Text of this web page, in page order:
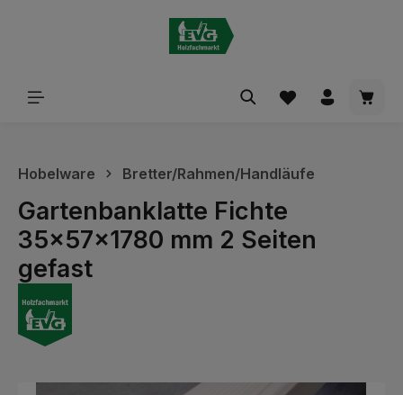
Hobelware Bretter/Rahmen/Handläufe
Gartenbanklatte Fichte
35x57x1780 mm 2 Seiten
gefast